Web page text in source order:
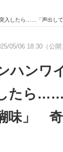
声出して笑った」「マル
05/06 18:30（公開
ンワ
たら
味」